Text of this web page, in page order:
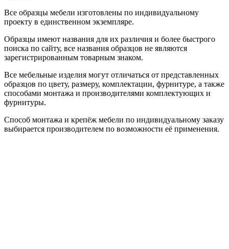
Все образцы мебели изготовлены по индивидуальному
проекту в единственном экземпляре.
Образцы имеют названия для их различия и более быстрого
поиска по сайту, все названия образцов не являются
зарегистрированным товарным знаком.
Все мебельные изделия могут отличаться от представленных
образцов по цвету, размеру, комплектации, фурнитуре, а также
способами монтажа и производителями комплектующих и
фурнитуры.
Способ монтажа и крепёж мебели по индивидуальному заказу
выбирается производителем по возможности её применения.